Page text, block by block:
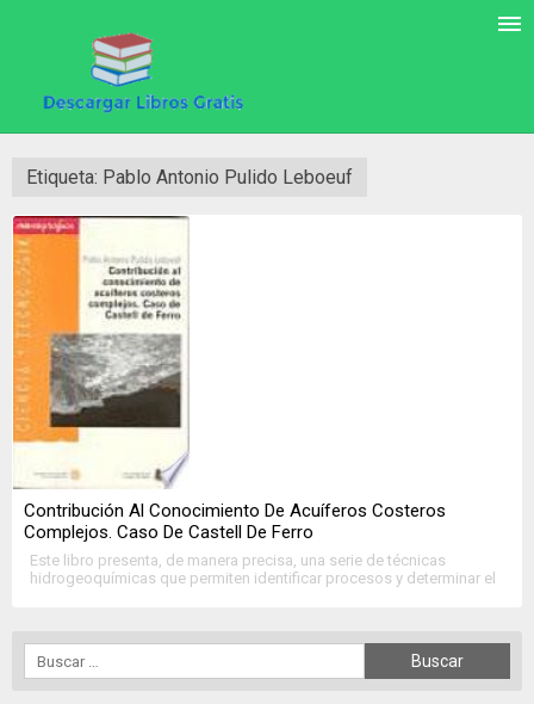
Etiqueta: Pablo Antonio Pulido Leboeuf
Contribución Al Conocimiento De Acuíferos Costeros
Complejos. Caso De Castell De Ferro
Este libro presenta, de manera precisa, una serie de técnicas
hidrogeoquímicas que permiten identificar procesos y determinar el
acuíferos costeros de Castell de Ferro en donde cuatro sondeos de
investigación fueron […]